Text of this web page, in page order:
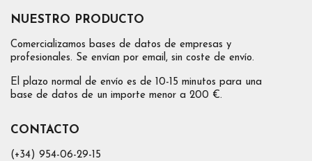
NUESTRO PRODUCTO
Comercializamos bases de datos de empresas y
profesionales. Se envían por email, sin coste de envío.
El plazo normal de envío es de 10-15 minutos para una
base de datos de un importe menor a 200 €.
CONTACTO
(+34) 954-06-29-15